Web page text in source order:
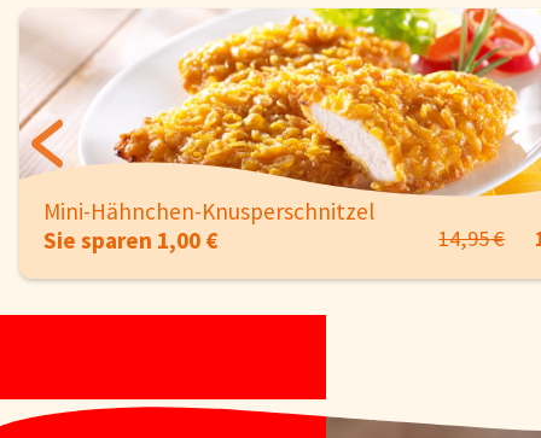
750 g
€
Vegane Maultaschen Pfanne
Sie sparen 1,00 €